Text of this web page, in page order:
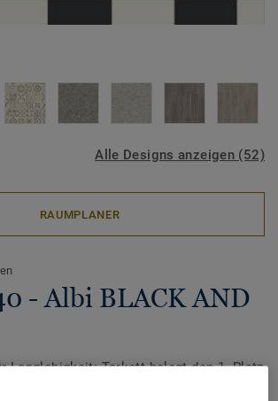
Alle Designs anzeigen (52)
RAUMPLANER
- Albi BLACK AND
Langlebigkeit: Tarkett belegt den 1. Platz